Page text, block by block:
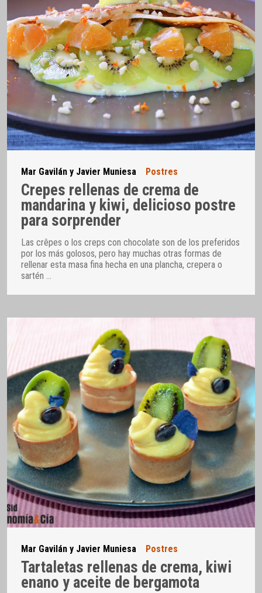
Mar Gavilán y Javier Muniesa Postres
Crepes rellenas de crema de
mandarina y kiwi, delicioso postre
para sorprender
Las crêpes o los creps con chocolate son de los preferidos
por los más golosos, pero hay muchas otras formas de
rellenar esta masa fina hecha en una plancha, crepera o
sartén
Mar Gavilán y Javier Muniesa Postres
Tartaletas rellenas de crema, kiwi
enano y aceite de bergamota